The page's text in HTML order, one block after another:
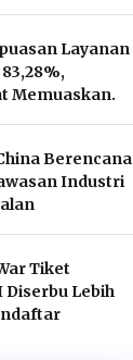
Layanan
Memuaskan.
Berencana
Industri
Tiket
Diserbu Lebih